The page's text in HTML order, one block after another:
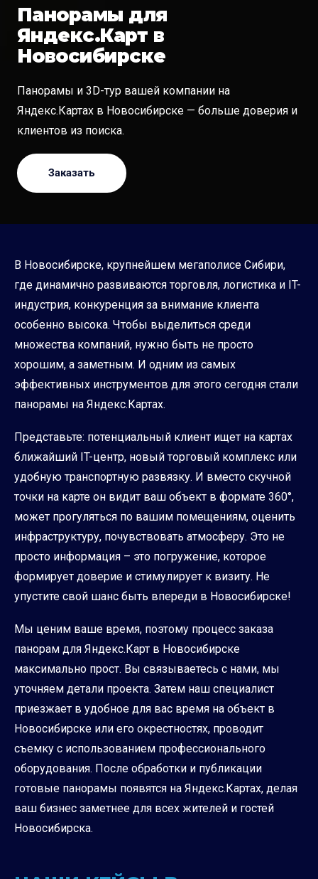
Панорамы для
Яндекс.Карт в
Новосибирске
Панорамы и 3D-тур вашей компании на
Яндекс.Картах в Новосибирске — больше доверия и
клиентов из поиска.
Заказать
В Новосибирске, крупнейшем мегаполисе Сибири,
где динамично развиваются торговля, логистика и IT-
индустрия, конкуренция за внимание клиента
особенно высока. Чтобы выделиться среди
множества компаний, нужно быть не просто
хорошим, а заметным. И одним из самых
эффективных инструментов для этого сегодня стали
панорамы на Яндекс.Картах.
Представьте: потенциальный клиент ищет на картах
ближайший IT-центр, новый торговый комплекс или
удобную транспортную развязку. И вместо скучной
точки на карте он видит ваш объект в формате 360°,
может прогуляться по вашим помещениям, оценить
инфраструктуру, почувствовать атмосферу. Это не
просто информация – это погружение, которое
формирует доверие и стимулирует к визиту. Не
упустите свой шанс быть впереди в Новосибирске!
Мы ценим ваше время, поэтому процесс заказа
панорам для Яндекс.Карт в Новосибирске
максимально прост. Вы связываетесь с нами, мы
уточняем детали проекта. Затем наш специалист
приезжает в удобное для вас время на объект в
Новосибирске или его окрестностях, проводит
съемку с использованием профессионального
оборудования. После обработки и публикации
готовые панорамы появятся на Яндекс.Картах, делая
ваш бизнес заметнее для всех жителей и гостей
Новосибирска.